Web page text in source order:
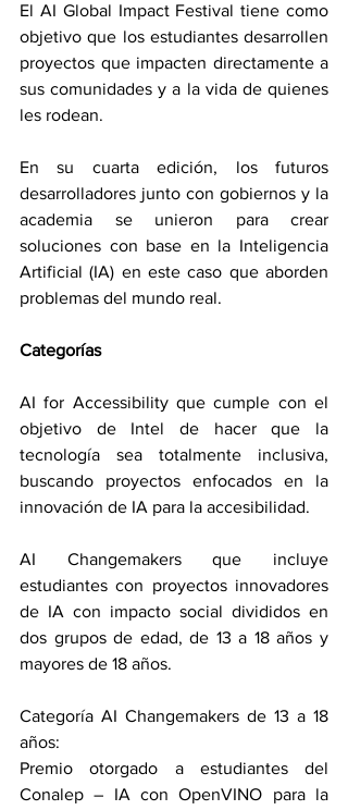
El AI Global Impact Festival tiene como
objetivo que los estudiantes desarrollen
proyectos que impacten directamente a
sus comunidades y a la vida de quienes
les rodean.
En su cuarta edición, los futuros
desarrolladores junto con gobiernos y la
academia se unieron para crear
soluciones con base en la Inteligencia
Artificial (IA) en este caso que aborden
problemas del mundo real.
Categorías
AI for Accessibility que cumple con el
objetivo de Intel de hacer que la
tecnología sea totalmente inclusiva,
buscando proyectos enfocados en la
innovación de IA para la accesibilidad.
AI Changemakers que incluye
estudiantes con proyectos innovadores
de IA con impacto social divididos en
dos grupos de edad, de 13 a 18 años y
mayores de 18 años.
Categoría AI Changemakers de 13 a 18
años:
Premio otorgado a estudiantes del
Conalep – IA con OpenVINO para la